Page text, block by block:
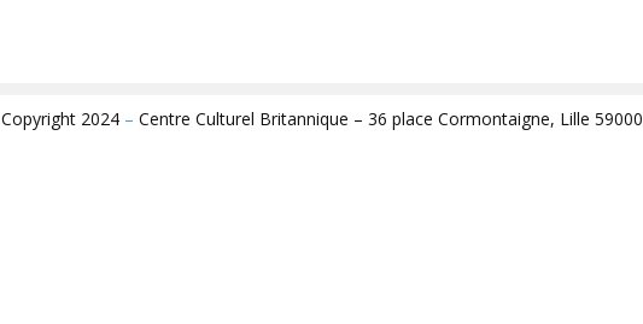
Copyright 2024 – Centre Culturel Britannique – 36 place Cormontaigne, Lille 59000